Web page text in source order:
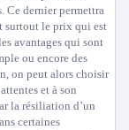
Ce dernier permettra
surtout le prix qui est
avantages qui sont
ou encore des
on peut alors choisir
et à son
la résiliation d’un
certaines